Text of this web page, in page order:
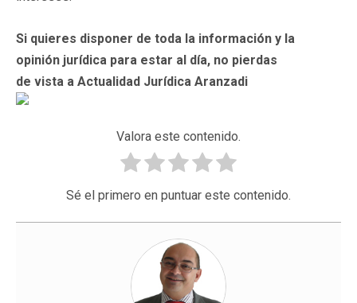
Si quieres disponer de toda la información y la
opinión jurídica para estar al día, no pierdas
de vista a Actualidad Jurídica Aranzadi
Valora este contenido.
Sé el primero en puntuar este contenido.